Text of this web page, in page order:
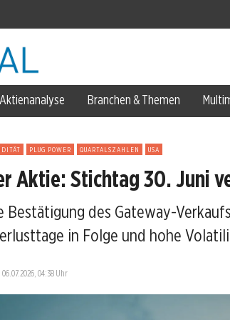
gesichert
Aktienanalyse Branchen & Themen
PLUG POWER QUARTALSZAHLEN USA
Aktie: Stichtag 30. Juni
Bestätigung des Gateway-
in Folge und hohe
06.07.2026, 04:38 Uhr